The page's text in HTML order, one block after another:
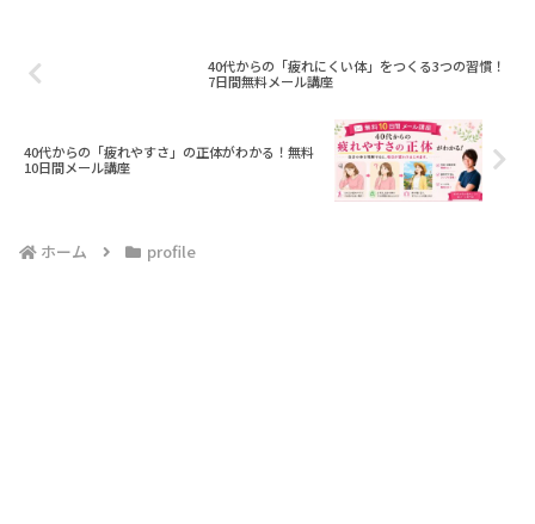
40代からの「疲れにくい体」をつくる3つの習慣！
7日間無料メール講座
40代からの「疲れやすさ」の正体がわかる！無料
10日間メール講座
ホーム profile